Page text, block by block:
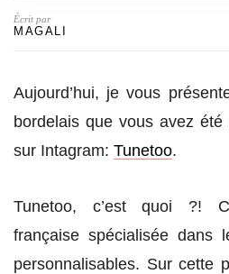
Écrit par
MAGALI
Aujourd’hui, je vous
bordelais que vous avez
sur Intagram: Tunetoo.
Tunetoo, c’est quoi ?!
française spécialisée dans
personnalisables. Sur cette